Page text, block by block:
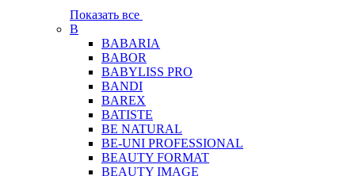
Показать все
B
BABARIA
BABOR
BABYLISS PRO
BANDI
BAREX
BATISTE
BE NATURAL
BE-UNI PROFESSIONAL
BEAUTY FORMAT
BEAUTY IMAGE